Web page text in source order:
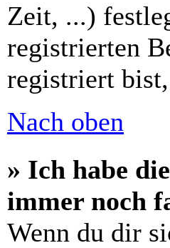
Zeit, ...)
registrierten
registriert
Nach oben
» Ich habe
immer noch
Wenn du dir